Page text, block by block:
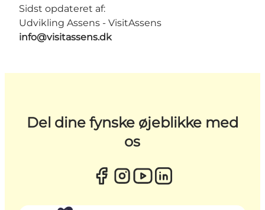
Sidst opdateret af:
Udvikling Assens - VisitAssens
info@visitassens.dk
Del dine fynske øjeblikke med
os